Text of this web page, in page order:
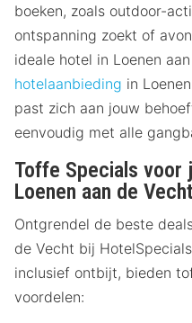
boeken, zoals outdoor-
ontspanning zoekt of
ideale hotel in Loenen
hotelaanbieding in
past zich aan jouw
eenvoudig met alle
Toffe Specials voor
Loenen aan de Vecht
Ontgrendel de beste
de Vecht bij
inclusief ontbijt, bieden
voordelen: